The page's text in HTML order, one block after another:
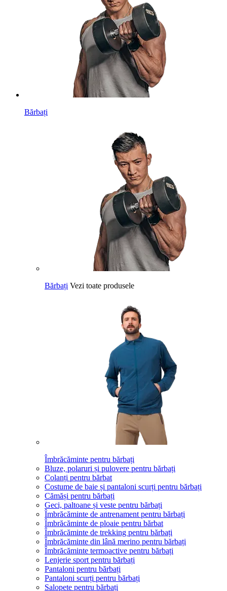
Bărbați
Bărbați Vezi toate produsele
Îmbrăcăminte pentru bărbați
Bluze, polaruri și pulovere pentru bărbați
Colanți pentru bărbat
Costume de baie și pantaloni scurți pentru bărbați
Cămăși pentru bărbați
Geci, paltoane și veste pentru bărbați
Îmbrăcăminte de antrenament pentru bărbați
Îmbrăcăminte de ploaie pentru bărbat
Îmbrăcăminte de trekking pentru bărbați
Îmbrăcăminte din lână merino pentru bărbați
Îmbrăcăminte termoactive pentru bărbați
Lenjerie sport pentru bărbați
Pantaloni pentru bărbați
Pantaloni scurți pentru bărbați
Salopete pentru bărbați